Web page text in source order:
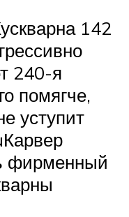
142
240-я
помягче,
уступит
фирменный